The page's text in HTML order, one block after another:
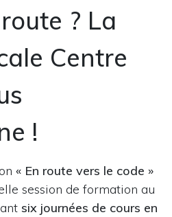
? La
Centre
!
« En route vers le code »
session de formation au
six journées de cours en